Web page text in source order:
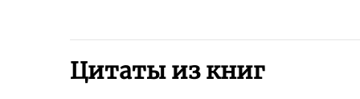
Цитаты из книг